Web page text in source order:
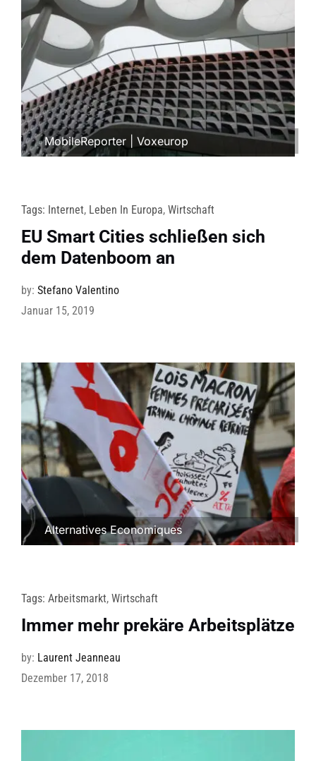
MobileReporter| Voxeurop
Tags: Internet, Leben In Europa, Wirtschaft
EU Smart Cities schließen sich
dem Datenboom an
by: Stefano Valentino
Januar 15, 2019
Alternatives Economiques
Tags: Arbeitsmarkt, Wirtschaft
Immer mehr prekäre Arbeitsplätze
by: Laurent Jeanneau
Dezember 17, 2018